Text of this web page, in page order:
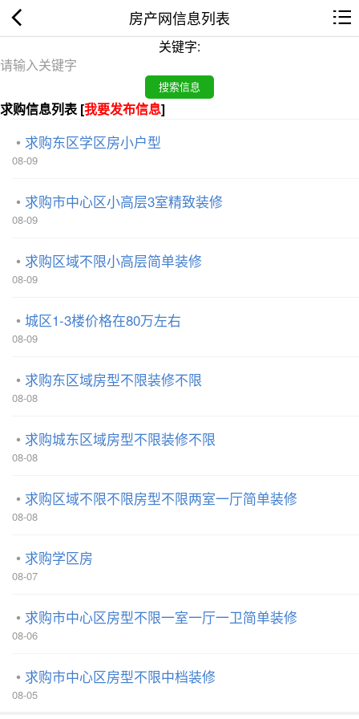
房产网信息列表
关键字:
求购信息列表 [我要发布信息]
求购东区学区房小户型
08-09
求购市中心区小高层3室精致装修
08-09
求购区域不限小高层简单装修
08-09
城区1-3楼价格在80万左右
08-09
求购东区域房型不限装修不限
08-08
求购城东区域房型不限装修不限
08-08
求购区域不限不限房型不限两室一厅简单装修
08-08
求购学区房
08-07
求购市中心区房型不限一室一厅一卫简单装修
08-06
求购市中心区房型不限中档装修
08-05